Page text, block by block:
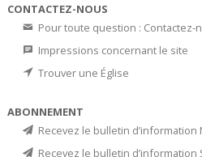
CONTACTEZ-NOUS
Pour toute question : Contactez-
Impressions concernant le site
Trouver une Église
ABONNEMENT
Recevez le bulletin
Recevez le bulletin d’information